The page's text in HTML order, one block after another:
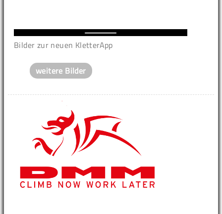
Bilder zur neuen KletterApp
weitere Bilder